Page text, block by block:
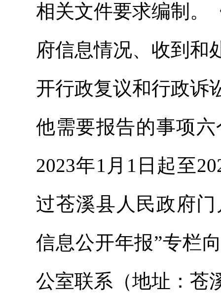
相关文件要求编制。
府信息情况、收到和
开行政复议和行政诉
他需要报告的事项
2023年1月1日起至
过苍溪县人民政府门
信息公开年报”专栏
公室联系（地址：苍